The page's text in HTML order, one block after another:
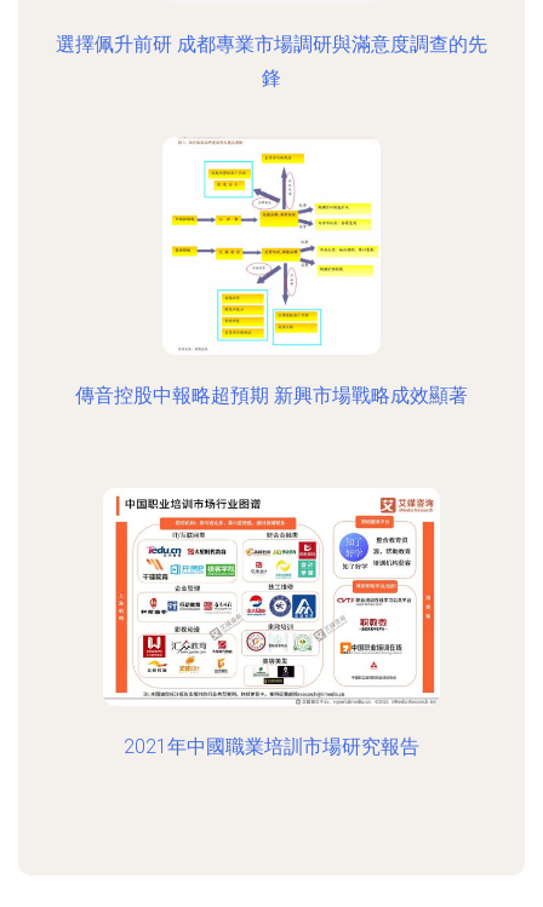
選擇佩升前研 成都專業市場調研與滿意度調查的先
鋒
傳音控股中報略超預期 新興市場戰略成效顯著
2021年中國職業培訓市場研究報告